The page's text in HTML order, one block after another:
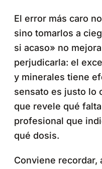
El error más caro
sino tomarlos a
si acaso» no
perjudicarla: el
y minerales tiene
sensato es justo lo
que revele qué
profesional que
qué dosis.
Conviene recordar,